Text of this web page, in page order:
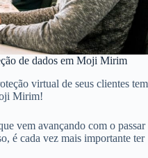
de dados em Moji Mirim
virtual de seus clientes tem
Mirim!
vem avançando com o passar
é cada vez mais importante ter